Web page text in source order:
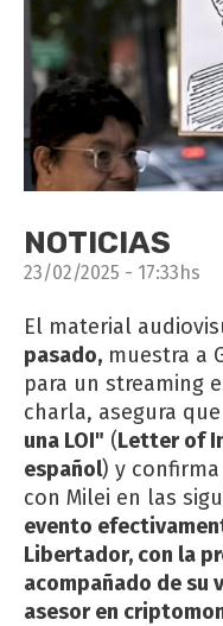
NOTICIAS
23/02/2025 - 17:33hs
El material
pasado, muestra a
para un streaming
charla, asegura
una LOI" (Letter of
español) y
con Milei en las
evento
Libertador, con la
acompañado de su
asesor en